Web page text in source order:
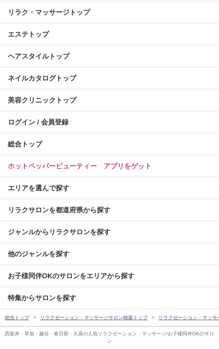
西新井・草加・越谷・春日部・久喜の人気リラクゼーション・マッサージ/お子様同伴OKのサロ
ン
リラク・マッサージトップ
エステトップ
ヘアスタイルトップ
ネイルカタログトップ
美容クリニックトップ
ログイン / 会員登録
総合トップ
ホットペッパービューティー アプリをゲット
エリアを選んで探す
リラクサロンを都道府県から探す
ジャンルからリラクサロンを探す
他のジャンルを探す
お子様同伴OKのサロンをエリアから探す
特集からサロンを探す
総合トップ リラクゼーション・マッサージサロン検索トップ リラクゼーション・マッ